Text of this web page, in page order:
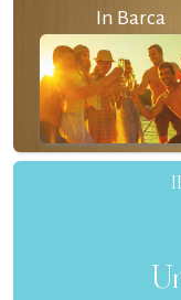
In Barca